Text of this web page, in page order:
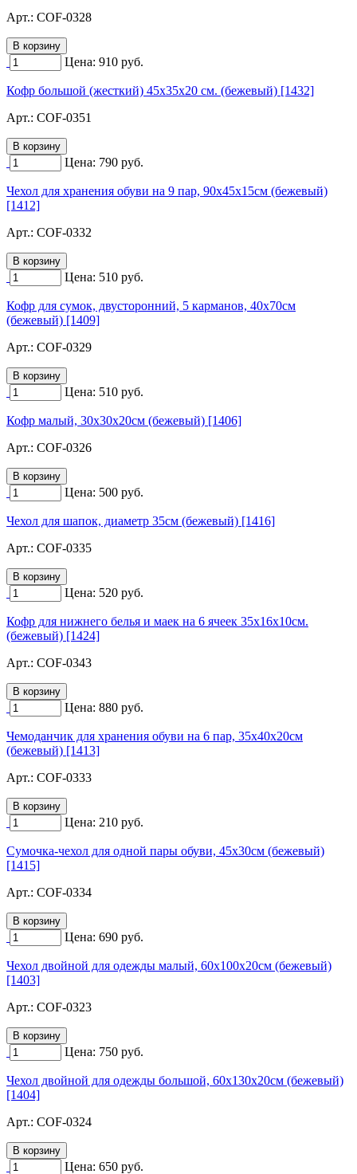
Арт.: COF-0328
Цена: 910 руб.
Кофр большой (жесткий) 45х35х20 см. (бежевый) [1432]
Арт.: COF-0351
Цена: 790 руб.
Чехол для хранения обуви на 9 пар, 90х45х15см (бежевый)
[1412]
Арт.: COF-0332
Цена: 510 руб.
Кофр для сумок, двусторонний, 5 карманов, 40х70см
(бежевый) [1409]
Арт.: COF-0329
Цена: 510 руб.
Кофр малый, 30х30х20см (бежевый) [1406]
Арт.: COF-0326
Цена: 500 руб.
Чехол для шапок, диаметр 35см (бежевый) [1416]
Арт.: COF-0335
Цена: 520 руб.
Кофр для нижнего белья и маек на 6 ячеек 35х16х10см.
(бежевый) [1424]
Арт.: COF-0343
Цена: 880 руб.
Чемоданчик для хранения обуви на 6 пар, 35х40х20см
(бежевый) [1413]
Арт.: COF-0333
Цена: 210 руб.
Сумочка-чехол для одной пары обуви, 45х30см (бежевый)
[1415]
Арт.: COF-0334
Цена: 690 руб.
Чехол двойной для одежды малый, 60х100х20см (бежевый)
[1403]
Арт.: COF-0323
Цена: 750 руб.
Чехол двойной для одежды большой, 60х130х20см (бежевый)
[1404]
Арт.: COF-0324
Цена: 650 руб.